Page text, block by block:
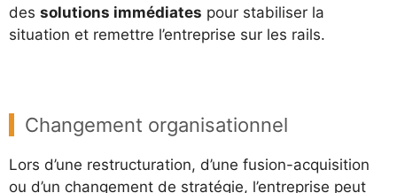
des solutions immédiates pour stabiliser la
situation et remettre l’entreprise sur les rails.
Changement organisationnel
Lors d’une restructuration, d’une fusion-acquisition
ou d’un changement de stratégie, l’entreprise peut